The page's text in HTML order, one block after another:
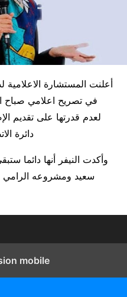
أعلنت المستشارة الاعلامية
في تصريح اعلامي صباح
لعدم قدرتها على تقديم
دائرة
وأكدت النيفر أنها دائما
سعيد ومشروعه
mobile